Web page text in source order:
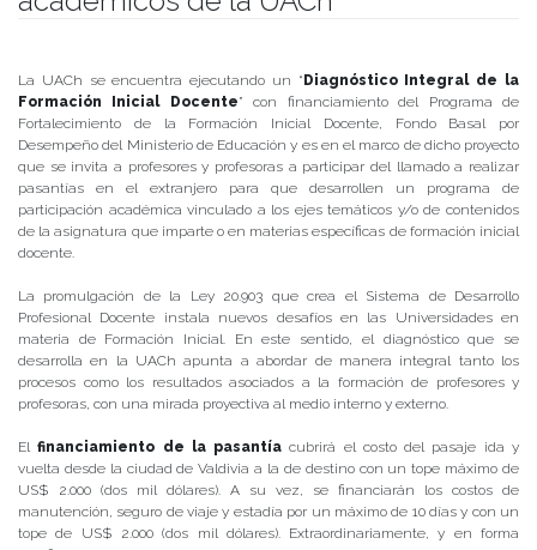
La UACh se encuentra ejecutando un “ Diagnóstico Integral de la
Formación Inicial Docente” con financiamiento del Programa de
Fortalecimiento de la Formación Inicial Docente, Fondo Basal por
Desempeño del Ministerio de Educación y es en el marco de dicho proyecto
que se invita a profesores y profesoras a participar del llamado a realizar
pasantías en el extranjero para que desarrollen un programa de
participación académica vinculado a los ejes temáticos y/o de contenidos
de la asignatura que imparte o en materias específicas de formación inicial
docente.
La promulgación de la Ley 20.903 que crea el Sistema de Desarrollo
Profesional Docente instala nuevos desafíos en las Universidades en
materia de Formación Inicial. En este sentido, el diagnóstico que se
desarrolla en la UACh apunta a abordar de manera integral tanto los
procesos como los resultados asociados a la formación de profesores y
profesoras, con una mirada proyectiva al medio interno y externo.
Elfinanciamiento de la pasantía cubrirá el costo del pasaje ida y
vuelta desde la ciudad de Valdivia a la de destino con un tope máximo de
US$ 2.000 (dos mil dólares). A su vez, se financiarán los costos de
manutención, seguro de viaje y estadía por un máximo de 10 días y con un
tope de US$ 2.000 (dos mil dólares). Extraordinariamente, y en forma